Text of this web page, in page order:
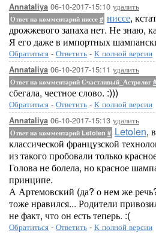
Annataliya 06-10-2017-15:10 удалить
Ответ на комментарий ниссе # ниссе,
дрожжевого запаха нет. Не знаю,
Я его даже в импортных
Обратиться - Ответить - К полной версии
Annataliya 06-10-2017-15:11 удалить
Ответ на комментарий Счастливый_Астролог #
сбегала, честное слово. :)))
Обратиться - Ответить - К полной версии
Annataliya 06-10-2017-15:13 удалить
Ответ на комментарий Letolen # Letolen,
классической французской
из такого пробовали только
Голова не болела, но красное
принципе.
А Артемовский (да? о нем же
тоже нравился... Родители
не факт, что он есть теперь. :(
Обратиться - Ответить - К полной версии